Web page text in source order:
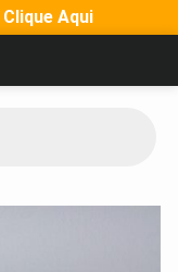
Clique Aqui